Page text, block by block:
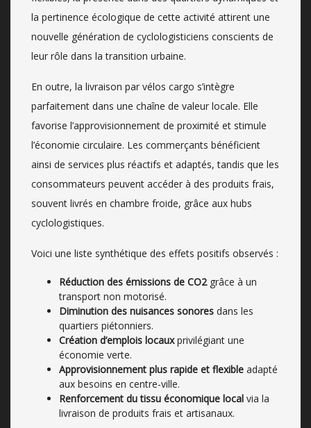
la pertinence écologique de cette activité attirent une
nouvelle génération de cyclologisticiens conscients de
leur rôle dans la transition urbaine.
En outre, la livraison par vélos cargo s’intègre
parfaitement dans une chaîne de valeur locale. Elle
favorise l’approvisionnement de proximité et stimule
l’économie circulaire. Les commerçants bénéficient
ainsi de services plus réactifs et adaptés, tandis que les
consommateurs peuvent accéder à des produits frais,
souvent livrés en chambre froide, grâce aux hubs
cyclologistiques.
Voici une liste synthétique des effets positifs observés :
Réduction des émissions de CO2grâce à un
transport non motorisé.
Diminution des nuisances sonores dans les
quartiers piétonniers.
Création d’emplois locauxprivilégiant une
économie verte.
Approvisionnement plus rapide et flexible adapté
aux besoins en centre-ville.
Renforcement du tissu économique local via la
livraison de produits frais et artisanaux.